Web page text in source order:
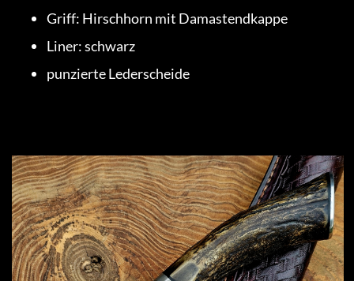
Griff: Hirschhorn mit Damastendkappe
Liner: schwarz
punzierte Lederscheide